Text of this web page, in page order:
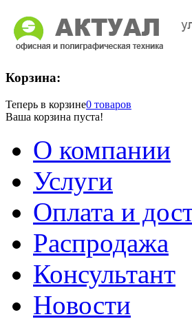
Корзина:
Теперь в корзине0 товаров
Ваша корзина пуста!
О компании
Услуги
Оплата и
Распродажа
Консультант
Новости